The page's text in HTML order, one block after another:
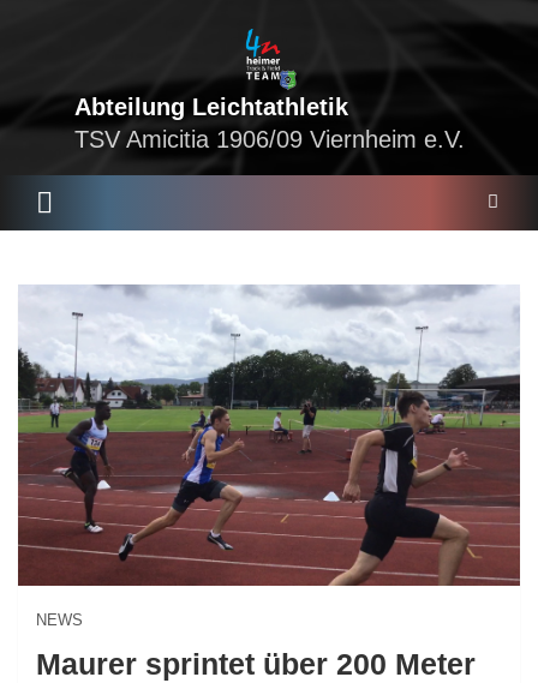
Abteilung Leichtathletik
TSV Amicitia 1906/09 Viernheim e.V.
r
h
NEWS
Maurer sprintet über 200 Meter